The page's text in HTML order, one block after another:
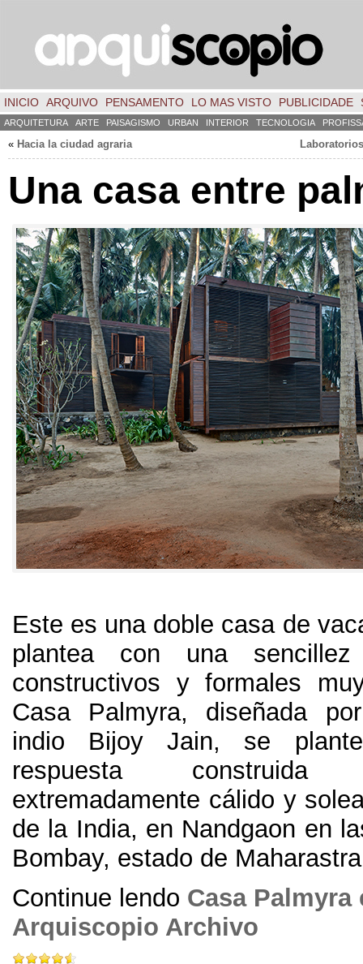
INICIO ARQUIVO PENSAMENTO LO MAS VISTO PUBLICIDADE
ARQUITETURA ARTE PAISAGISMO URBAN INTERIOR TECNOLOGIA
« Hacia la ciudad agraria
Una casa entre
Este es una doble casa de
plantea con una
constructivos y formales
Casa Palmyra, diseñada
indio Bijoy Jain, se
respuesta
extremadamente cálido y
de la India, en Nandgaon en
Bombay, estado de
Continue lendo Casa Palmyra
Arquiscopio Archivo